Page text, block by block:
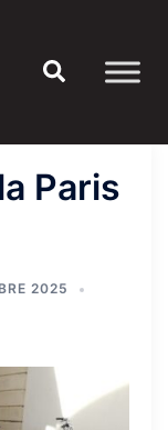
Rechercher
Paris
2025